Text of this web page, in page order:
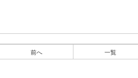
前へ 一覧